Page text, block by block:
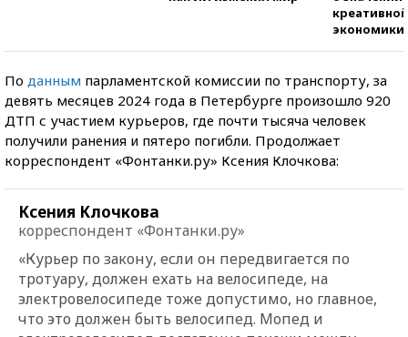
креативной
экономики
По данным парламентской комиссии по транспорту, за
девять месяцев 2024 года в Петербурге произошло 920
ДТП с участием курьеров, где почти тысяча человек
получили ранения и пятеро погибли. Продолжает
корреспондент «Фонтанки.ру» Ксения Клочкова:
Ксения Клочкова
корреспондент «Фонтанки.ру»
«Курьер по закону, если он передвигается по
тротуару, должен ехать на велосипеде, на
электровелосипеде тоже допустимо, но главное,
что это должен быть велосипед. Мопед и